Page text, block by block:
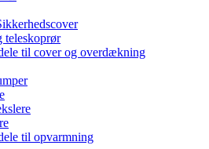
teleskoprør
til cover og overdækning
til opvarmning